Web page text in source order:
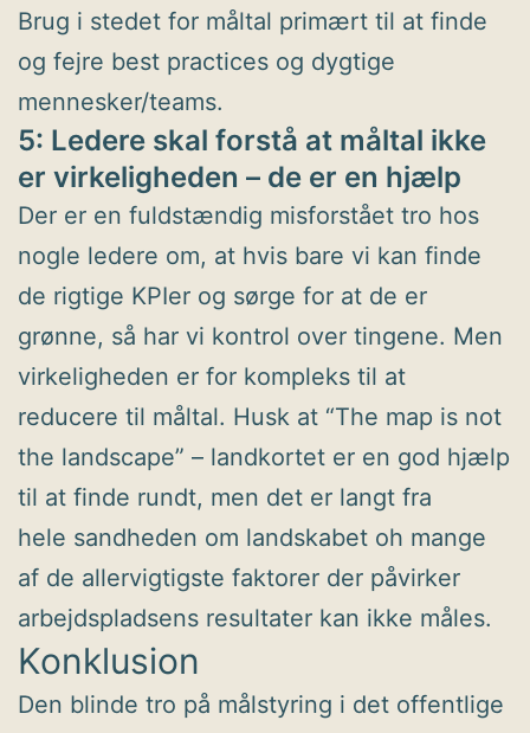
Brug i stedet for måltal primært til at finde
og fejre best practices og dygtige
mennesker/teams.
5: Ledere skal forstå at måltal ikke
er virkeligheden – de er en hjælp
Der er en fuldstændig misforstået tro hos
nogle ledere om, at hvis bare vi kan finde
de rigtige KPIer og sørge for at de er
grønne, så har vi kontrol over tingene. Men
virkeligheden er for kompleks til at
reducere til måltal. Husk at “The map is not
the landscape” – landkortet er en god hjælp
til at finde rundt, men det er langt fra
hele sandheden om landskabet oh mange
af de allervigtigste faktorer der påvirker
arbejdspladsens resultater kan ikke måles.
Konklusion
Den blinde tro på målstyring i det offentlige